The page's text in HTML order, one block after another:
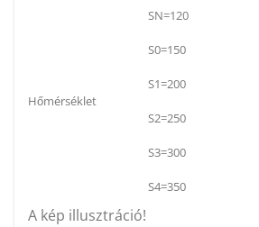
Hőmérséklet
SN=120
S0=150
S1=200
S2=250
S3=300
S4=350
A kép illusztráció!